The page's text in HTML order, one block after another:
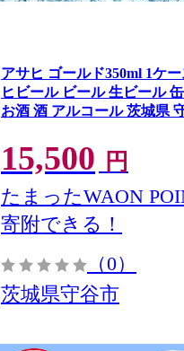
アサヒ ゴールド350ml 1ケ
ヒビール ビール 生ビール
お酒 酒 アルコール 茨城県
15,500 円
たまったWAON
寄附できる！
（0）
茨城県守谷市